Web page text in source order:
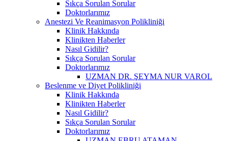
Sıkça Sorulan Sorular
Doktorlarımız
Anestezi Ve Reanimasyon Polikliniği
Klinik Hakkında
Klinikten Haberler
Nasıl Gidilir?
Sıkça Sorulan Sorular
Doktorlarımız
UZMAN DR. ŞEYMA NUR VAROL
Beslenme ve Diyet Polikliniği
Klinik Hakkında
Klinikten Haberler
Nasıl Gidilir?
Sıkça Sorulan Sorular
Doktorlarımız